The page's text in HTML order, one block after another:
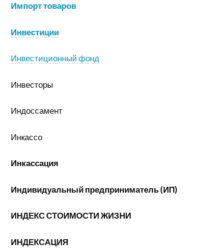
Импорт товаров
Инвестиции
Инвестиционный фонд
Инвесторы
Индоссамент
Инкассо
Инкассация
Индивидуальный предприниматель (ИП)
ИНДЕКС СТОИМОСТИ ЖИЗНИ
ИНДЕКСАЦИЯ